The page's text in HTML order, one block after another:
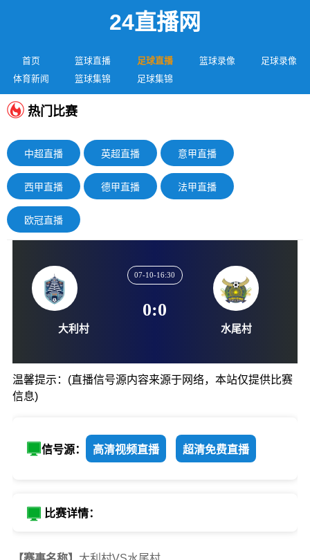
24直播网
首页 篮球直播 足球直播 篮球录像
足球录像
体育新闻
篮球集锦 足球集锦
热门比赛
中超直播 英超直播 意甲直播
西甲直播 德甲直播 法甲直播
欧冠直播
0:0
温馨提示：(直播信号源内容来源于网络，本站仅提供比赛
信息)
信号源： 高清视频直播 超清免费直播
比赛详情：